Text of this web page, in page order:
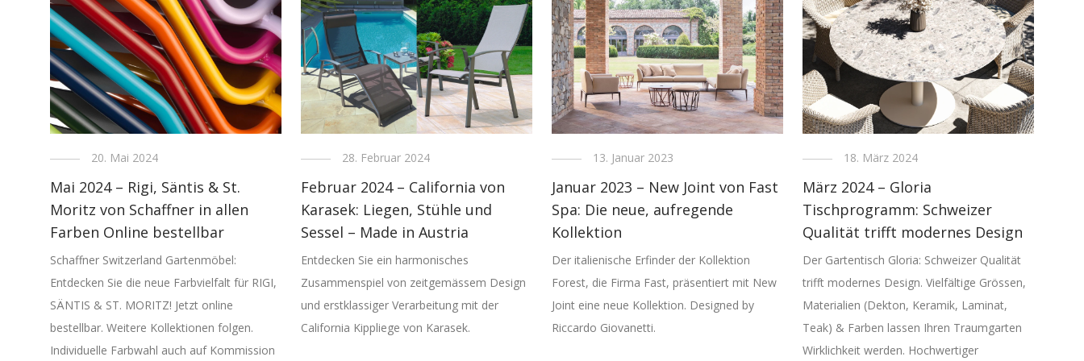
20. Mai 2024
Mai 2024 – Rigi, Säntis & St.
Moritz von Schaffner in allen
Farben Online bestellbar
Schaffner Switzerland Gartenmöbel:
Entdecken Sie die neue Farbvielfalt für RIGI,
SÄNTIS & ST. MORITZ! Jetzt online
bestellbar. Weitere Kollektionen folgen.
Individuelle Farbwahl auch auf Kommission
28. Februar 2024
Februar 2024 – California von
Karasek: Liegen, Stühle und
Sessel – Made in Austria
Entdecken Sie ein harmonisches
Zusammenspiel von zeitgemässem Design
und erstklassiger Verarbeitung mit der
California Kippliege von Karasek.
13. Januar 2023
Januar 2023 – New Joint von Fast
Spa: Die neue, aufregende
Kollektion
Der italienische Erfinder der Kollektion
Forest, die Firma Fast, präsentiert mit New
Joint eine neue Kollektion. Designed by
Riccardo Giovanetti.
18. März 2024
März 2024 – Gloria
Tischprogramm: Schweizer
Qualität trifft modernes Design
Der Gartentisch Gloria: Schweizer Qualität
trifft modernes Design. Vielfältige Grössen,
Materialien (Dekton, Keramik, Laminat,
Teak) & Farben lassen Ihren Traumgarten
Wirklichkeit werden. Hochwertiger